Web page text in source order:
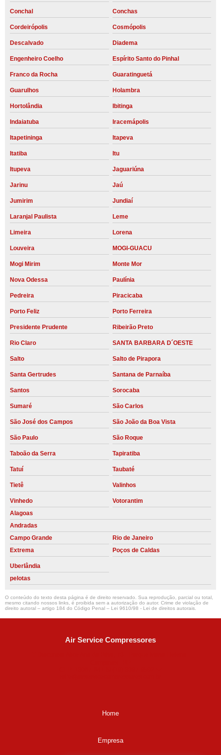
Conchal Conchas
Cordeirópolis Cosmópolis
Descalvado Diadema
Engenheiro Coelho Espírito Santo do Pinhal
Franco da Rocha Guaratinguetá
Guarulhos Holambra
Hortolândia Ibitinga
Indaiatuba Iracemápolis
Itapetininga Itapeva
Itatiba Itu
Itupeva Jaguariúna
Jarinu Jaú
Jumirim Jundiaí
Laranjal Paulista Leme
Limeira Lorena
Louveira MOGI-GUACU
Mogi Mirim Monte Mor
Nova Odessa Paulínia
Pedreira Piracicaba
Porto Feliz Porto Ferreira
Presidente Prudente Ribeirão Preto
Rio Claro SANTA BARBARA D´OESTE
Salto Salto de Pirapora
Santa Gertrudes Santana de Parnaíba
Santos Sorocaba
Sumaré São Carlos
São José dos Campos São João da Boa Vista
São Paulo São Roque
Taboão da Serra Tapiratiba
Tatuí Taubaté
Tietê Valinhos
Vinhedo
Votorantim
Alagoas
Andradas
Campo Grande
Rio de Janeiro
Extrema
Poços de Caldas
Uberlândia
pelotas
O conteúdo do texto desta página é de direito reservado. Sua reprodução, parcial ou total,
mesmo citando nossos links, é proibida sem a autorização do autor. Crime de violação de
direito autoral – artigo 184 do Código Penal – Lei 9610/98 - Lei de direitos autorais.
Air Service Compressores
Home
Empresa